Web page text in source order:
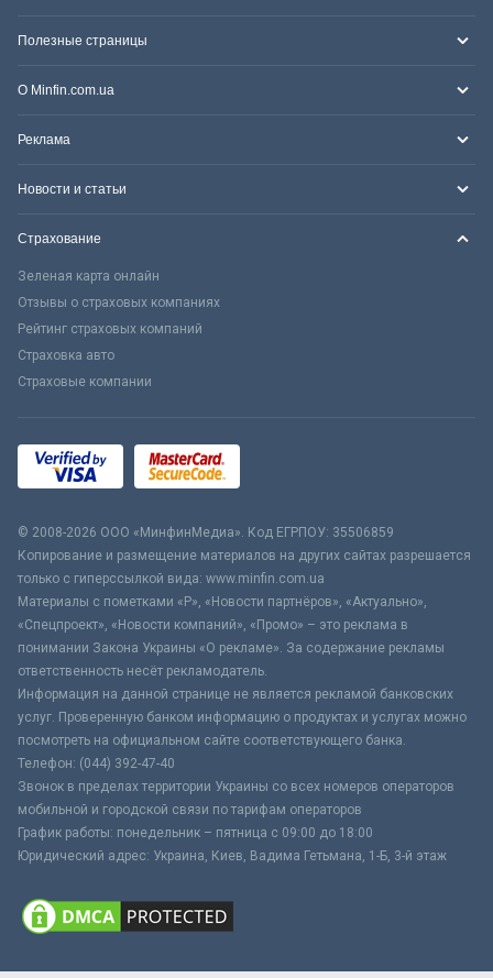
Полезные страницы
О Minfin.com.ua
Реклама
Новости и статьи
Страхование
Зеленая карта онлайн
Отзывы о страховых компаниях
Рейтинг страховых компаний
Страховка авто
Страховые компании
© 2008-2026 ООО «МинфинМедиа». Код ЕГРПОУ: 35506859
Копирование и размещение материалов на других сайтах разрешается
только с гиперссылкой вида: www.minfin.com.ua
Материалы с пометками «Р», «Новости партнёров», «Актуально»,
«Спецпроект», «Новости компаний», «Промо» – это реклама в
понимании Закона Украины «О рекламе». За содержание рекламы
ответственность несёт рекламодатель.
Информация на данной странице не является рекламой банковских
услуг. Проверенную банком информацию о продуктах и услугах можно
посмотреть на официальном сайте соответствующего банка.
Телефон: (044) 392-47-40
Звонок в пределах территории Украины со всех номеров операторов
мобильной и городской связи по тарифам операторов
График работы: понедельник – пятница с 09:00 до 18:00
Юридический адрес: Украина, Киев, Вадима Гетьмана, 1-Б, 3-й этаж